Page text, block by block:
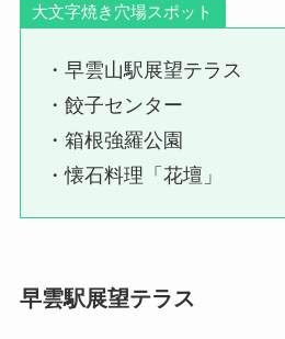
大文字焼き穴場スポット
・早雲山駅展望テラス
・餃子センター
・箱根強羅公園
・懐石料理「花壇」
早雲駅展望テラス